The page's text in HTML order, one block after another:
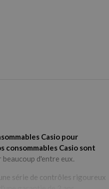
Casio pour
consommables Casio sont
d'entre eux.
série de contrôles rigoureux